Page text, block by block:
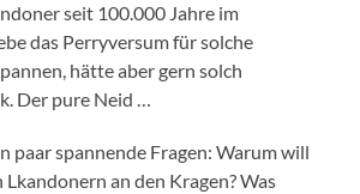
seit 100.000 Jahre im
das Perryversum für solche
hätte aber gern solch
Der pure Neid …
paar spannende Fragen: Warum will
an den Kragen? Was